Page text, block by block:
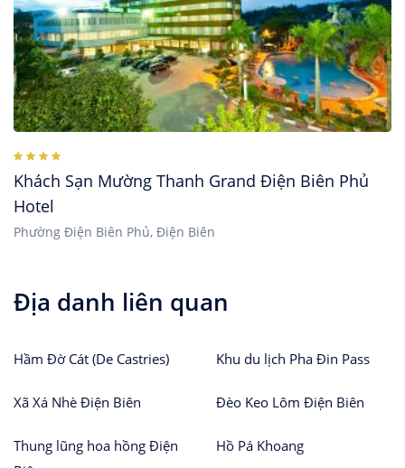
Khách Sạn Mường Thanh Grand Điện Biên Phủ
Hotel
Phường Điện Biên Phủ, Điện Biên
Địa danh liên quan
Hầm Đờ Cát (De Castries) Khu du lịch Pha Đin Pass
Xã Xá Nhè Điện Biên Đèo Keo Lôm Điện Biên
Thung lũng hoa hồng Điện
Hồ Pá Khoang